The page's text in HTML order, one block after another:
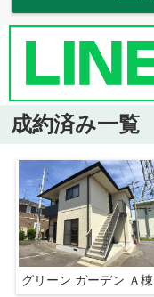
成約済み一覧
グリーン ガーデン Ａ棟